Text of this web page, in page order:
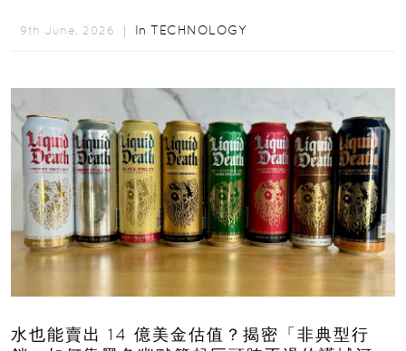
西...
9th June, 2026 ｜ In TECHNOLOGY
水也能賣出 14 億美金估值？揭密「非典型行